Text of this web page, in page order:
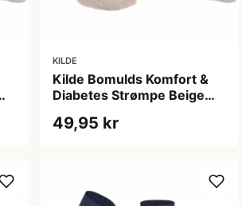
KILDE
Kilde Bomulds Komfort &
Diabetes Strømpe Beige
49,95 kr